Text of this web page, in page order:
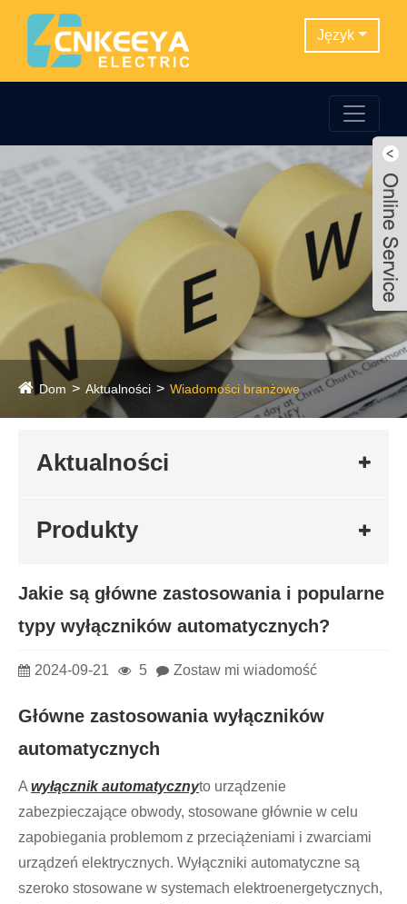
Język
Dom Aktualności Wiadomości branżowe
Aktualności
Produkty
Jakie są główne zastosowania i popularne
typy wyłączników automatycznych?
2024-09-21 5 Zostaw mi wiadomość
Główne zastosowania wyłączników
automatycznych
A wyłącznik automatycznyto urządzenie
zabezpieczające obwody, stosowane głównie w celu
zapobiegania problemom z przeciążeniami i zwarciami
urządzeń elektrycznych. Wyłączniki automatyczne są
szeroko stosowane w systemach elektroenergetycznych,